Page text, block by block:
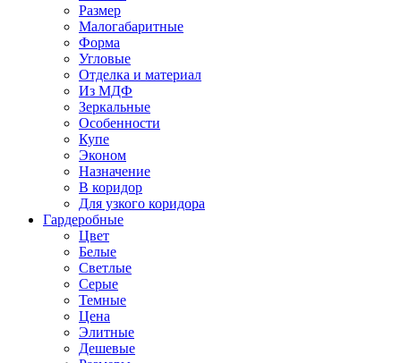
Размер
Малогабаритные
Форма
Угловые
Отделка и материал
Из МДФ
Зеркальные
Особенности
Купе
Эконом
Назначение
В коридор
Для узкого коридора
Гардеробные
Цвет
Белые
Светлые
Серые
Темные
Цена
Элитные
Дешевые